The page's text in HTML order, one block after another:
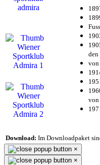
den
von
von
Download: Im Downloadpaket
×
×